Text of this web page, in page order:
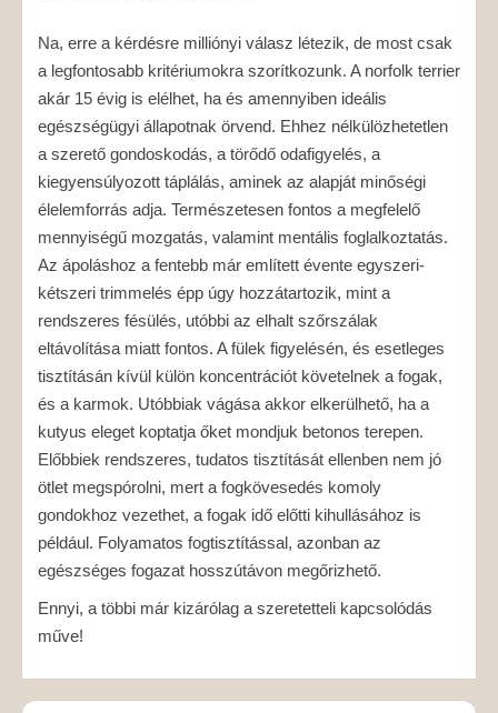
Na, erre a kérdésre milliónyi válasz létezik, de most csak
a legfontosabb kritériumokra szorítkozunk. A norfolk terrier
akár 15 évig is elélhet, ha és amennyiben ideális
egészségügyi állapotnak örvend. Ehhez nélkülözhetetlen
a szerető gondoskodás, a törődő odafigyelés, a
kiegyensúlyozott táplálás, aminek az alapját minőségi
élelemforrás adja. Természetesen fontos a megfelelő
mennyiségű mozgatás, valamint mentális foglalkoztatás.
Az ápoláshoz a fentebb már említett évente egyszeri-
kétszeri trimmelés épp úgy hozzátartozik, mint a
rendszeres fésülés, utóbbi az elhalt szőrszálak
eltávolítása miatt fontos. A fülek figyelésén, és esetleges
tisztításán kívül külön koncentrációt követelnek a fogak,
és a karmok. Utóbbiak vágása akkor elkerülhető, ha a
kutyus eleget koptatja őket mondjuk betonos terepen.
Előbbiek rendszeres, tudatos tisztítását ellenben nem jó
ötlet megspórolni, mert a fogkövesedés komoly
gondokhoz vezethet, a fogak idő előtti kihullásához is
például. Folyamatos fogtisztítással, azonban az
egészséges fogazat hosszútávon megőrizhető.
Ennyi, a többi már kizárólag a szeretetteli kapcsolódás
műve!